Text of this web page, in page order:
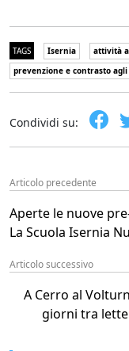
TAGS Isernia attività
prevenzione e contrasto
Condividi su:
Articolo precedente
Aperte le nuove
La Scuola Isernia
Articolo successivo
A Cerro al
giorni tra